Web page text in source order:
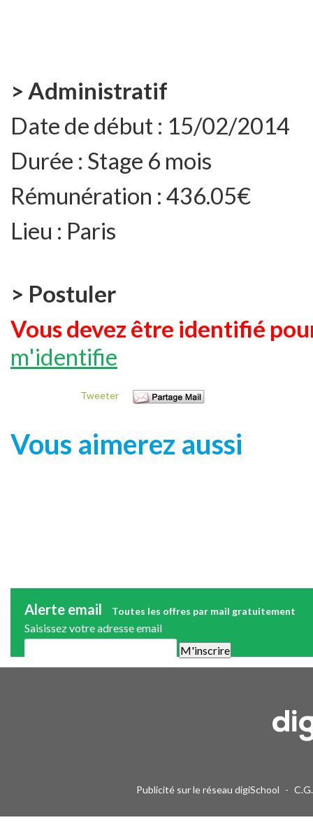
> Administratif
Date de début : 15/02/2014
Durée : Stage 6 mois
Rémunération : 436.05€
Lieu : Paris
> Postuler
Vous devez être identifié
m'identifie
Tweeter
Vous aimerez aussi
Alerte email Toutes les offres par mail gratuitement
Saisissez votre adresse email
Publicité sur le réseau digiSchool -